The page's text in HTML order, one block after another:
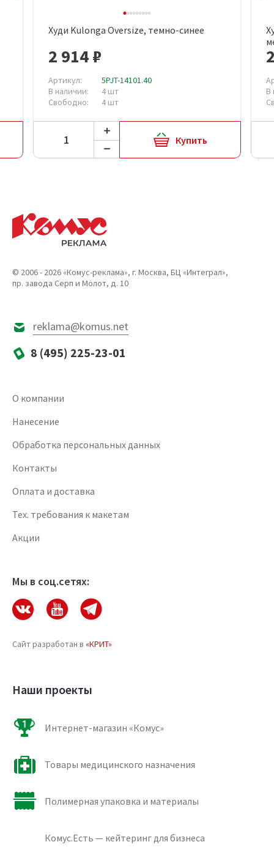
Худи Kulonga Oversize, темно-синее
2 914 ₽
Артикул:
5PJT-14101.40
В наличии:
4 шт
Свободно:
4 шт
Купить
В
© 2006 - 2026 «Комус-реклама», г. Москва, БЦ «Интеграл»,
пр. завода Серп и Молот, д. 10
reklama@komus.net
8 (495) 225-23-01
О компании
Нанесение
Обработка персональных данных
Контакты
Оплата и доставка
Тех. требования к макетам
Акции
Мы в соц.сетях:
Сайт разработан в «КРИТ»
Наши проекты
Интернет-магазин «Комус»
Товары медицинского назначения
Полимерная упаковка и материалы
Комус.Есть — кейтеринг для бизнеса